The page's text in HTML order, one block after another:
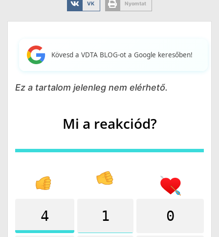
VK Nyomtat
Kövesd a VDTA BLOG-ot a Google keresőben!
Ez a tartalom jelenleg nem elérhető.
Mi a reakciód?
4 1 0